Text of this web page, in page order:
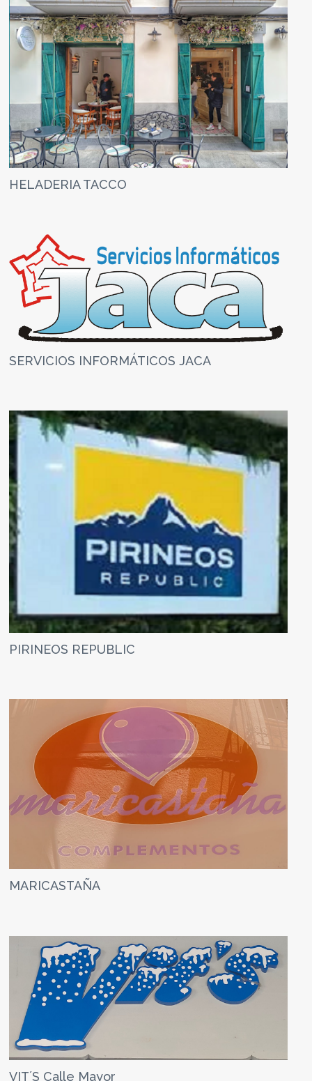
HELADERIA TACCO
SERVICIOS INFORMÁTICOS JACA
PIRINEOS REPUBLIC
MARICASTAÑA
VIT´S Calle Mayor